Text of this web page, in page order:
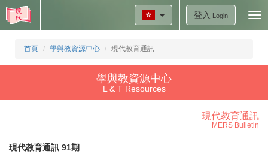
登入 Login
首頁 學與教資源中心 現代教育通訊
學與教資源中心
L & T Resources
現代教育通訊
MERS Bulletin
現代教育通訊 91期